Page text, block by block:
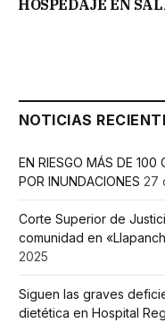
HOSPEDAJE EN
NOTICIAS
EN RIESGO MÁS DE 100
POR INUNDACIONES 27
Corte Superior de
comunidad en
2025
Siguen las graves
dietética en Hospital